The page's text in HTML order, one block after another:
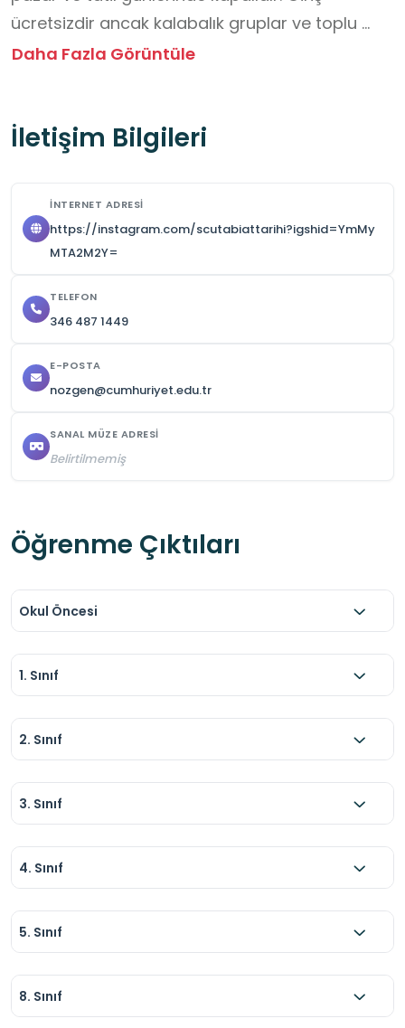
ücretsizdir ancak kalabalık gruplar ve toplu
öğrenci ziyaretleri için önceden randevu
gruplar hâlinde hareket etmesi, sergilenen
Rehber ve öğretmen yönlendirmelerine dikkat
edilmeli, özellikle cam vitrinler ve laboratuvar
kurallarına uyulmalıdır.
Daha Fazla Görüntüle
İletişim Bilgileri
İNTERNET ADRESI
https://instagram.com/scutabiattarihi?igshid=YmMy
MTA2M2Y=
TELEFON
346 487 1449
E-POSTA
nozgen@cumhuriyet.edu.tr
SANAL MÜZE ADRESI
Belirtilmemiş
Öğrenme Çıktıları
Okul Öncesi
1. Sınıf
2. Sınıf
3. Sınıf
4. Sınıf
5. Sınıf
8. Sınıf